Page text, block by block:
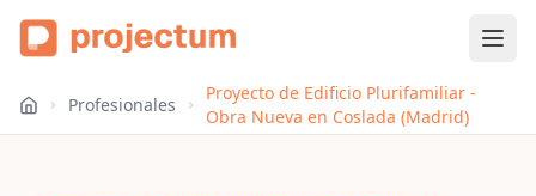
Profesionales
Proyecto de Edificio Plurifamiliar -
Obra Nueva en Coslada (Madrid)